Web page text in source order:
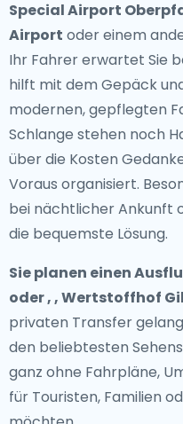
Special Airport
Airport oder einem
Ihr Fahrer erwartet Sie
hilft mit dem Gepäck
modernen, gepflegten
Schlange stehen noch
über die Kosten
Voraus organisiert.
bei nächtlicher Ankunft
die bequemste Lösung.
Sie planen einen
oder , , Wertstoffhof
privaten Transfer
den beliebtesten
ganz ohne Fahrpläne,
für Touristen, Familien